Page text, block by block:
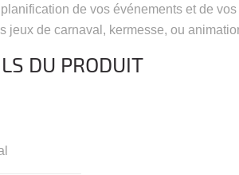
de vos événements et de
de carnaval, kermesse, ou
DU PRODUIT